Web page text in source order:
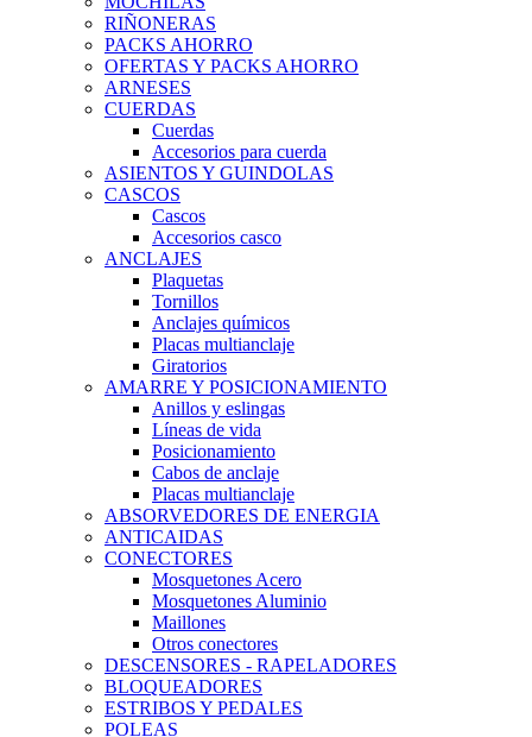
RIÑONERAS
PACKS AHORRO
OFERTAS Y PACKS AHORRO
ARNESES
CUERDAS
Cuerdas
Accesorios para cuerda
ASIENTOS Y GUINDOLAS
CASCOS
Cascos
Accesorios casco
ANCLAJES
Plaquetas
Tornillos
Anclajes químicos
Placas multianclaje
Giratorios
AMARRE Y POSICIONAMIENTO
Anillos y eslingas
Líneas de vida
Posicionamiento
Cabos de anclaje
Placas multianclaje
ABSORVEDORES DE ENERGIA
ANTICAIDAS
CONECTORES
Mosquetones Acero
Mosquetones Aluminio
Maillones
Otros conectores
DESCENSORES - RAPELADORES
BLOQUEADORES
ESTRIBOS Y PEDALES
POLEAS